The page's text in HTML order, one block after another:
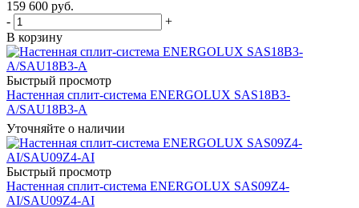
159 600 руб.
-
+
В корзину
Быстрый просмотр
Настенная сплит-система ENERGOLUX SAS18B3-
A/SAU18B3-A
Уточняйте о наличии
Быстрый просмотр
Настенная сплит-система ENERGOLUX SAS09Z4-
AI/SAU09Z4-AI